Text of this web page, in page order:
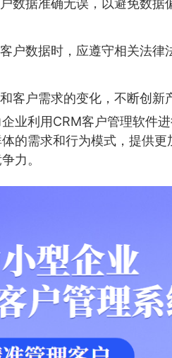
户数据时，应遵守相关法律
客户需求的变化，不断创新
业利用CRM客户管理软件
的需求和行为模式，提供
力。